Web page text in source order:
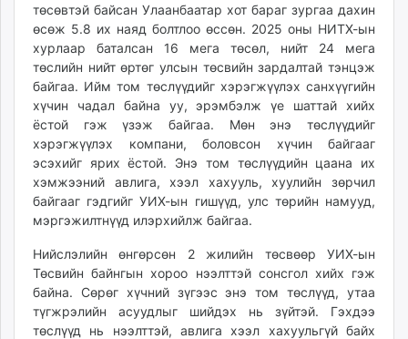
shuum.mn
times.mn
tvmongolia.mn
mass.mn
unegui.mn
assa.mn
toim.mn
paparazzi.mn
unread.today
төсөвтэй байсан Улаанбаатар хот бараг зургаа дахин
өсөж 5.8 их наяд болтлоо өссөн. 2025 оны НИТХ-ын
хурлаар баталсан 16 мега төсөл, нийт 24 мега
төслийн нийт өртөг улсын төсвийн зардалтай тэнцэж
байгаа. Ийм том төслүүдийг хэрэгжүүлэх санхүүгийн
хүчин чадал байна уу, эрэмбэлж үе шаттай хийх
ёстой гэж үзэж байгаа. Мөн энэ төслүүдийг
хэрэгжүүлэх компани, боловсон хүчин байгааг
эсэхийг ярих ёстой. Энэ том төслүүдийн цаана их
хэмжээний авлига, хээл хахууль, хуулийн зөрчил
байгааг гэдгийг УИХ-ын гишүүд, улс төрийн намууд,
мэргэжилтнүүд илэрхийлж байгаа.
Нийслэлийн өнгөрсөн 2 жилийн төсвөөр УИХ-ын
Төсвийн байнгын хороо нээлттэй сонсгол хийх гэж
байна. Сөрөг хүчний зүгээс энэ том төслүүд, утаа
түгжрэлийн асуудлыг шийдэх нь зүйтэй. Гэхдээ
төслүүд нь нээлттэй, авлига хээл хахуульгүй байх